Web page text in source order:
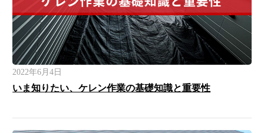
2022年6月4日
いま知りたい、ケレン作業の基礎知識と重要性